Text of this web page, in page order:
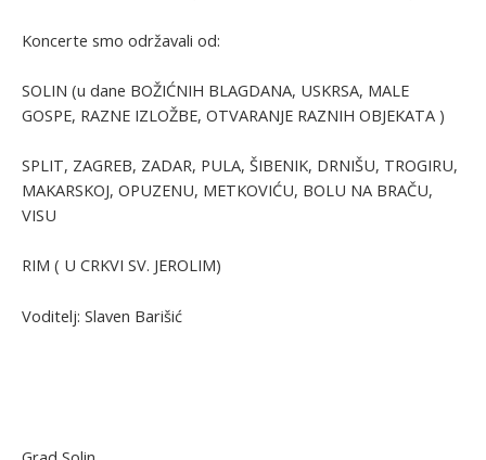
Koncerte smo održavali od:
SOLIN (u dane BOŽIĆNIH BLAGDANA, USKRSA, MALE
GOSPE, RAZNE IZLOŽBE, OTVARANJE RAZNIH OBJEKATA )
SPLIT, ZAGREB, ZADAR, PULA, ŠIBENIK, DRNIŠU, TROGIRU,
MAKARSKOJ, OPUZENU, METKOVIĆU, BOLU NA BRAČU,
VISU
RIM ( U CRKVI SV. JEROLIM)
Voditelj: Slaven Barišić